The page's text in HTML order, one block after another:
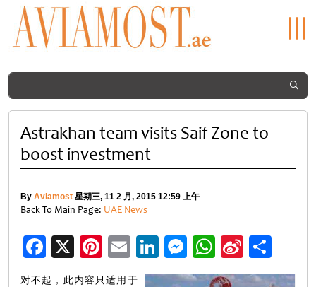
Astrakhan team visits Saif Zone to
boost investment
By Aviamost 星期三, 11 2 月, 2015 12:59 上午
Back To Main Page: UAE News
Facebook
X Pinterest
EmailLinkedIn
Messenger
WhatsApp
Sina
Weibo
享
对不起，此内容只适用于